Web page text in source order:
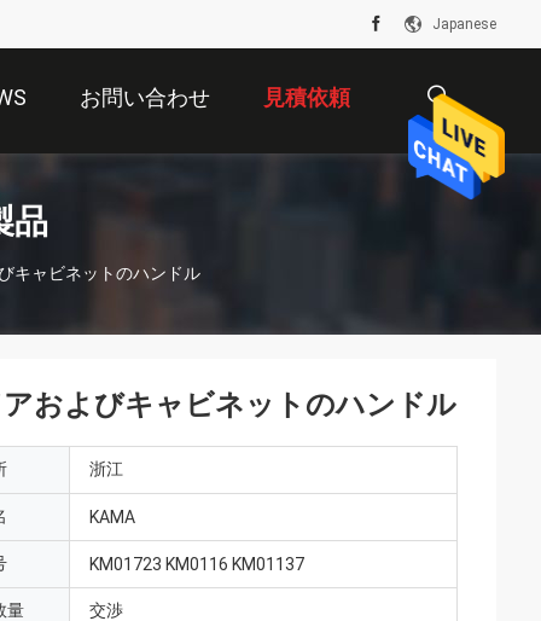
Japanese
お問い合わせ 見積依頼
品
キャビネットのハンドル
およびキャビネットのハンドル
浙江
KAMA
KM01723 KM0116 KM01137
量 交渉